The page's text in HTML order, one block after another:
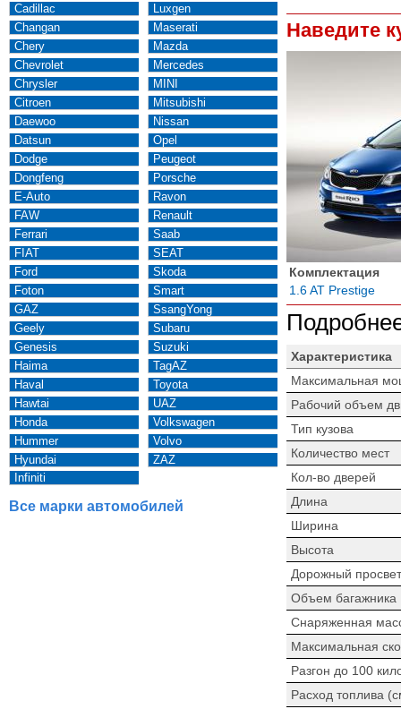
Cadillac
Changan
Chery
Chevrolet
Chrysler
Citroen
Daewoo
Datsun
Dodge
Dongfeng
E-Auto
FAW
Ferrari
FIAT
Ford
Foton
GAZ
Geely
Genesis
Haima
Haval
Hawtai
Honda
Hummer
Hyundai
Infiniti
Luxgen
Maserati
Mazda
Mercedes
MINI
Mitsubishi
Nissan
Opel
Peugeot
Porsche
Ravon
Renault
Saab
SEAT
Skoda
Smart
SsangYong
Subaru
Suzuki
TagAZ
Toyota
UAZ
Volkswagen
Volvo
ZAZ
Все марки автомобилей
Наведите
Комплектация
1.6 AT Prestige
Характеристика
Максимальная
Рабочий объем
Тип кузова
Количество мест
Кол-во дверей
Длина
Ширина
Высота
Дорожный просвет
Объем багажника
Снаряженная
Максимальная
Разгон до 100
Расход топлива